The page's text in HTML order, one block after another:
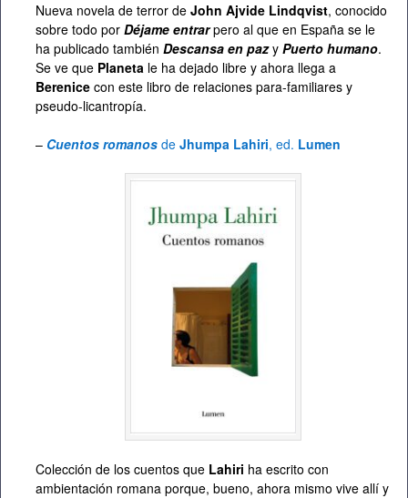
Nueva novela de terror de John Ajvide Lindqvist, conocido
sobre todo por Déjame entrarpero al que en España se le
ha publicado también Descansa en pazy Puerto humano.
Se ve que Planeta le ha dejado libre y ahora llega a
Berenice con este libro de relaciones para-familiares y
pseudo-licantropía.
– Cuentos romanos de Jhumpa Lahiri, ed. Lumen
Colección de los cuentos que Lahiri ha escrito con
ambientación romana porque, bueno, ahora mismo vive allí y